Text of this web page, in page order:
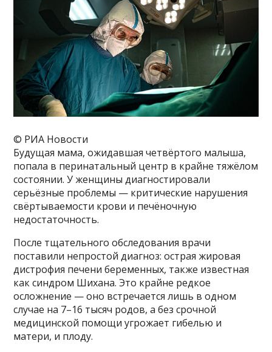
© РИА Новости
Будущая мама, ожидавшая четвёртого малыша,
попала в перинатальный центр в крайне тяжёлом
состоянии. У женщины диагностировали
серьёзные проблемы — критические нарушения
свёртываемости крови и печёночную
недостаточность.
После тщательного обследования врачи
поставили непростой диагноз: острая жировая
дистрофия печени беременных, также известная
как синдром Шихана. Это крайне редкое
осложнение — оно встречается лишь в одном
случае на 7–16 тысяч родов, а без срочной
медицинской помощи угрожает гибелью и
матери, и плоду.